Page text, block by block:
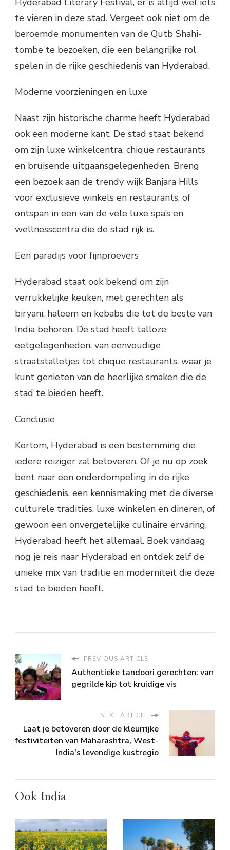
te vieren in deze stad. Vergeet ook niet om de
beroemde monumenten van de Qutb Shahi-
tombe te bezoeken, die een belangrijke rol
spelen in de rijke geschiedenis van Hyderabad.
Moderne voorzieningen en luxe
Naast zijn historische charme heeft Hyderabad
ook een moderne kant. De stad staat bekend
om zijn luxe winkelcentra, chique restaurants
en bruisende uitgaansgelegenheden. Breng
een bezoek aan de trendy wijk Banjara Hills
voor exclusieve winkels en restaurants, of
ontspan in een van de vele luxe spa’s en
wellnesscentra die de stad rijk is.
Een paradijs voor fijnproevers
Hyderabad staat ook bekend om zijn
verrukkelijke keuken, met gerechten als
biryani, haleem en kebabs die tot de beste van
India behoren. De stad heeft talloze
eetgelegenheden, van eenvoudige
straatstalletjes tot chique restaurants, waar je
kunt genieten van de heerlijke smaken die de
stad te bieden heeft.
Conclusie
Kortom, Hyderabad is een bestemming die
iedere reiziger zal betoveren. Of je nu op zoek
bent naar een onderdompeling in de rijke
geschiedenis, een kennismaking met de diverse
culturele tradities, luxe winkelen en dineren, of
gewoon een onvergetelijke culinaire ervaring,
Hyderabad heeft het allemaal. Boek vandaag
nog je reis naar Hyderabad en ontdek zelf de
unieke mix van traditie en moderniteit die deze
stad te bieden heeft.
PREVIOUS ARTICLE
Authentieke tandoori gerechten: van
gegrilde kip tot kruidige vis
NEXT ARTICLE
Laat je betoveren door de kleurrijke
festiviteiten van Maharashtra, West-
India's levendige kustregio
Ook India